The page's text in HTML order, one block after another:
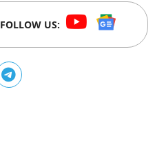
FOLLOW US: